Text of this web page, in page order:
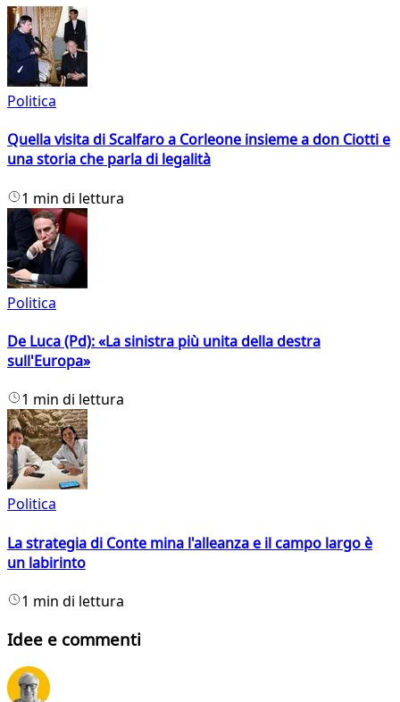
Politica
Quella visita di Scalfaro a Corleone insieme a don Ciotti e
una storia che parla di legalità
1 min di lettura
Politica
De Luca (Pd): «La sinistra più unita della destra
sull'Europa»
1 min di lettura
Politica
La strategia di Conte mina l'alleanza e il campo largo è
un labirinto
1 min di lettura
Idee e commenti